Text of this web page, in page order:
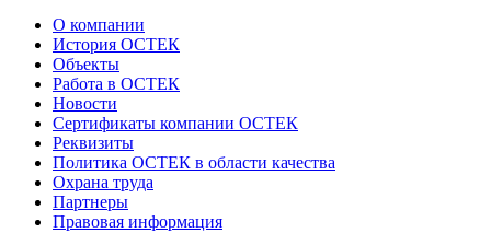
О компании
История ОСТЕК
Объекты
Работа в ОСТЕК
Новости
Сертификаты компании ОСТЕК
Реквизиты
Политика ОСТЕК в области качества
Охрана труда
Партнеры
Правовая информация